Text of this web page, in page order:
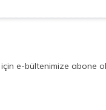
e-bültenimize abone